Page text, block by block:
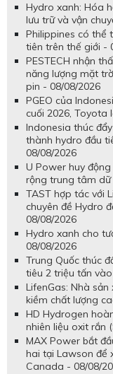
Hydro xanh: Hóa
lưu trữ và vận
Philippines có thể
tiên trên thế giới -
PESTECH nhận
năng lượng mặt
pin - 08/08/2026
PGEO của
cuối 2026, Toyota
Indonesia thúc
thành hydro đầu
08/08/2026
U Power huy
rộng trung tâm dữ
TAST hợp tác với
chuyên đề Hydro
08/08/2026
Hydro xanh cho
08/08/2026
Trung Quốc thúc
tiêu 2 triệu tấn
LifenGas: Nhà
kiềm chất lượng
HD Hydrogen
nhiên liệu oxit rắn
MAX Power bắt
hai tại Lawson để
Canada - 08/08/